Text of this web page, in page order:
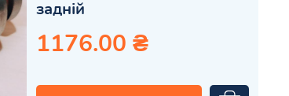
задній
1176.00 ₴